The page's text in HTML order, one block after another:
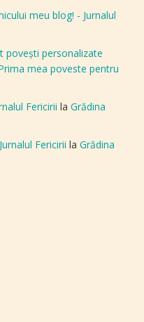
meu blog! - Jurnalul
povești personalizate
mea poveste pentru
Fericirii la Grădina
Fericirii la Grădina